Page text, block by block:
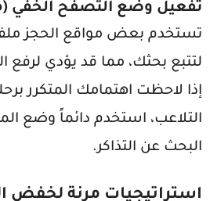
تفعيل وضع التصفح الخفي (Incognito)
تستخدم بعض مواقع الحجز
لتتبع بحثك، مما قد يؤدي
إذا لاحظت اهتمامك المتكرر
التلاعب، استخدم دائماً وضع
البحث عن التذاكر.
استراتيجيات مرنة لخفض